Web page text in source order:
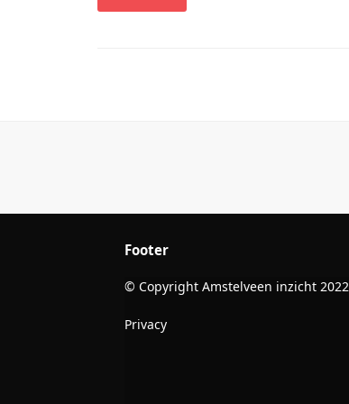
Footer
© Copyright Amstelveen inzicht 2022
Privacy